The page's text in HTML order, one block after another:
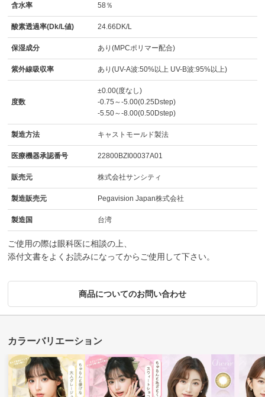
含水率 58％
酸素透過率(Dk/L値) 24.66DK/L
保湿成分 あり(MPCポリマー配合)
紫外線吸収率 あり(UV-A波:50%以上 UV-B波:95%以上)
度数
±0.00(度なし)
-0.75～-5.00(0.25Dstep)
-5.50～-8.00(0.50Dstep)
製造方法 キャストモールド製法
医療機器承認番号 22800BZI00037A01
販売元 株式会社サンシティ
製造販売元 Pegavision Japan株式会社
製造国 台湾
ご使用の際は眼科医に相談の上、
添付文書をよくお読みになってからご使用して下さい。
商品についてのお問い合わせ